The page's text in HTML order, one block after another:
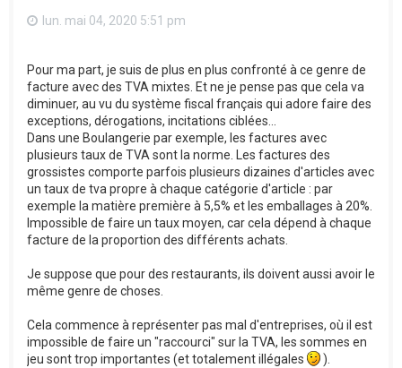
lun. mai 04, 2020 5:51 pm
Pour ma part, je suis de plus en plus confronté à ce genre de
facture avec des TVA mixtes. Et ne je pense pas que cela va
diminuer, au vu du système fiscal français qui adore faire des
exceptions, dérogations, incitations ciblées...
Dans une Boulangerie par exemple, les factures avec
plusieurs taux de TVA sont la norme. Les factures des
grossistes comporte parfois plusieurs dizaines d'articles avec
un taux de tva propre à chaque catégorie d'article : par
exemple la matière première à 5,5% et les emballages à 20%.
Impossible de faire un taux moyen, car cela dépend à chaque
facture de la proportion des différents achats.
Je suppose que pour des restaurants, ils doivent aussi avoir le
même genre de choses.
Cela commence à représenter pas mal d'entreprises, où il est
impossible de faire un "raccourci" sur la TVA, les sommes en
jeu sont trop importantes (et totalement illégales
).